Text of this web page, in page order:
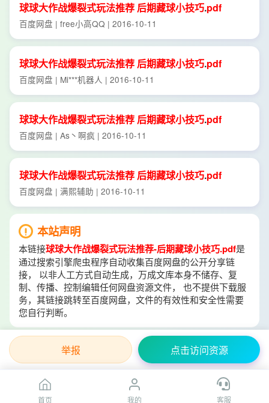
球球大作战爆裂式玩法推荐 后期藏球小技巧.pdf
百度网盘 | free小高QQ | 2016-10-11
球球大作战爆裂式玩法推荐 后期藏球小技巧.pdf
百度网盘 | Mi***机器人 | 2016-10-11
球球大作战爆裂式玩法推荐 后期藏球小技巧.pdf
百度网盘 | As丶啊疯 | 2016-10-11
球球大作战爆裂式玩法推荐 后期藏球小技巧.pdf
百度网盘 | 满熙辅助 | 2016-10-11
本站声明
本链接球球大作战爆裂式玩法推荐-后期藏球小技巧.pdf是
通过搜索引擎爬虫程序自动收集百度网盘的公开分享链
接， 以非人工方式自动生成，万成文库本身不储存、复
制、传播、控制编辑任何网盘资源文件， 也不提供下载服
务，其链接跳转至百度网盘，文件的有效性和安全性需要
您自行判断。
举报 点击访问资源
首页 我的 客服